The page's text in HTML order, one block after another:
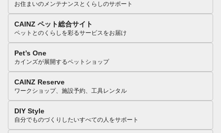
お住まいのメンテナンスとくらしのサポート
CAINZ ペット総合サイト
ペットとのくらしを彩るサービスをお届け
Pet’s One
カインズが展開するペットショップ
CAINZ Reserve
ワークショップ、施設予約、工具レンタル
DIY Style
自分でものづくりしたいすべての人をサポート